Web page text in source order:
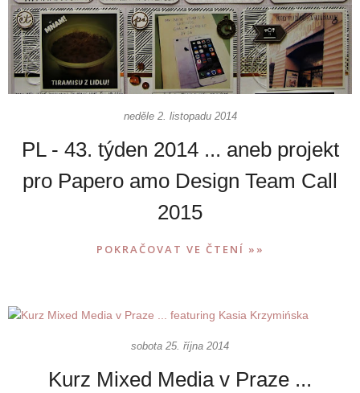
neděle 2. listopadu 2014
PL - 43. týden 2014 ... aneb projekt
pro Papero amo Design Team Call
2015
POKRAČOVAT VE ČTENÍ »»
sobota 25. října 2014
Kurz Mixed Media v Praze ...